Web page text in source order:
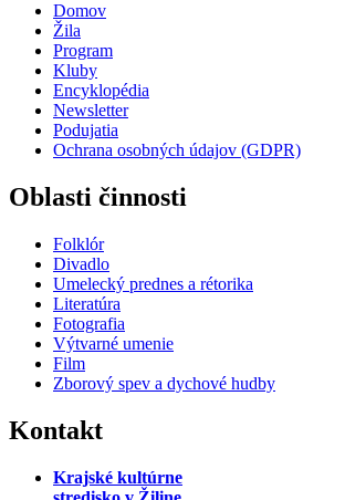
Domov
Žila
Program
Kluby
Encyklopédia
Newsletter
Podujatia
Ochrana osobných údajov (GDPR)
Oblasti činnosti
Folklór
Divadlo
Umelecký prednes a rétorika
Literatúra
Fotografia
Výtvarné umenie
Film
Zborový spev a dychové hudby
Kontakt
Krajské kultúrne